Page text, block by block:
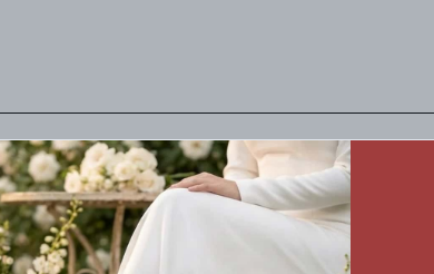
Kusursuz Konfor: Doğru
Numarası Rehberi